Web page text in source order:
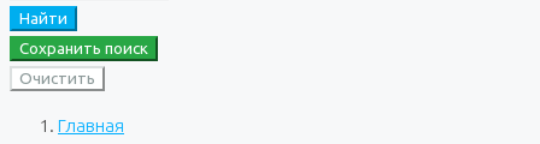
Найти
Сохранить поиск
Очистить
Главная